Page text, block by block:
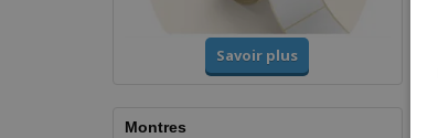
Savoir plus
Montres